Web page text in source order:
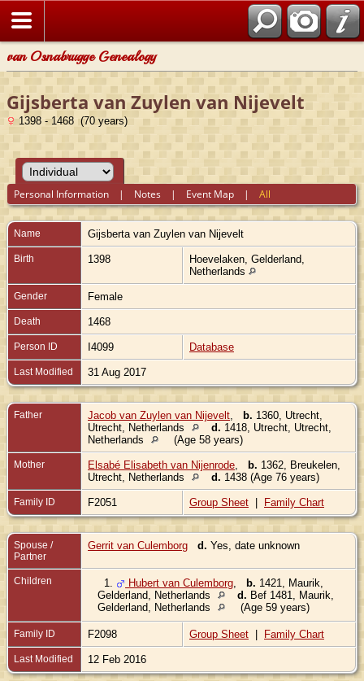
van Osnabrugge Genealogy
Gijsberta van Zuylen van Nijevelt
1398 - 1468 (70 years)
Personal Information | Notes | Event Map |All
Name Gijsberta van Zuylen van Nijevelt
Birth 1398
Hoevelaken, Gelderland,
Netherlands
Gender Female
Death 1468
Person ID I4099 Database
Last Modified 31 Aug 2017
Father Jacob van Zuylen van Nijevelt b. 1360, Utrecht,
Utrecht, Netherlands
d. 1418, Utrecht, Utrecht,
Netherlands
(Age 58 years)
Mother Elsabé Elisabeth van Nijenrode b. 1362, Breukelen,
Utrecht, Netherlands
d. 1438 (Age 76 years)
Family ID F2051 Group Sheet | Family Chart
Spouse /
Partner
Gerrit van Culemborg d. Yes, date unknown
Children 1. Hubert van Culemborg b. 1421, Maurik,
Gelderland, Netherlands
d. Bef 1481, Maurik,
Gelderland, Netherlands
(Age 59 years)
Family ID F2098 Group Sheet | Family Chart
Last Modified 12 Feb 2016